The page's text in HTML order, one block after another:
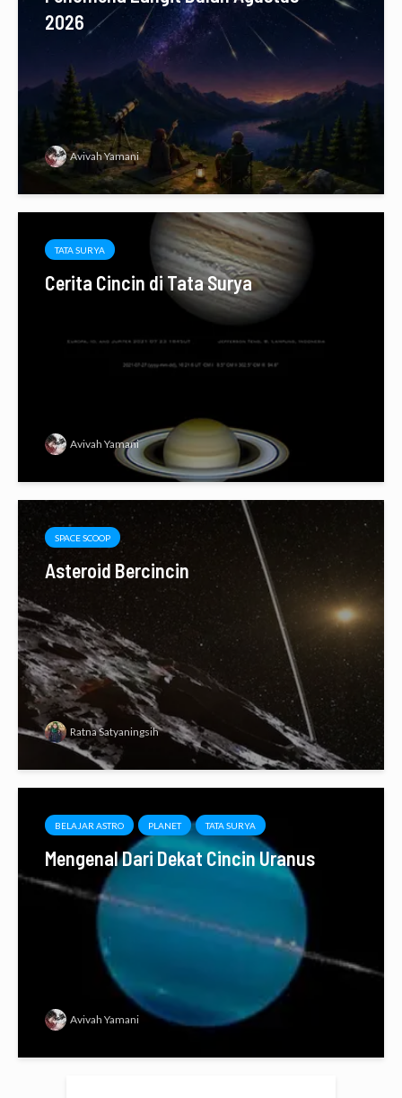
2026
Avivah Yamani
TATA SURYA
Cerita Cincin di Tata Surya
Avivah Yamani
SPACE SCOOP
Asteroid Bercincin
Ratna Satyaningsih
BELAJAR ASTRO PLANET TATA SURYA
Mengenal Dari Dekat Cincin Uranus
Avivah Yamani